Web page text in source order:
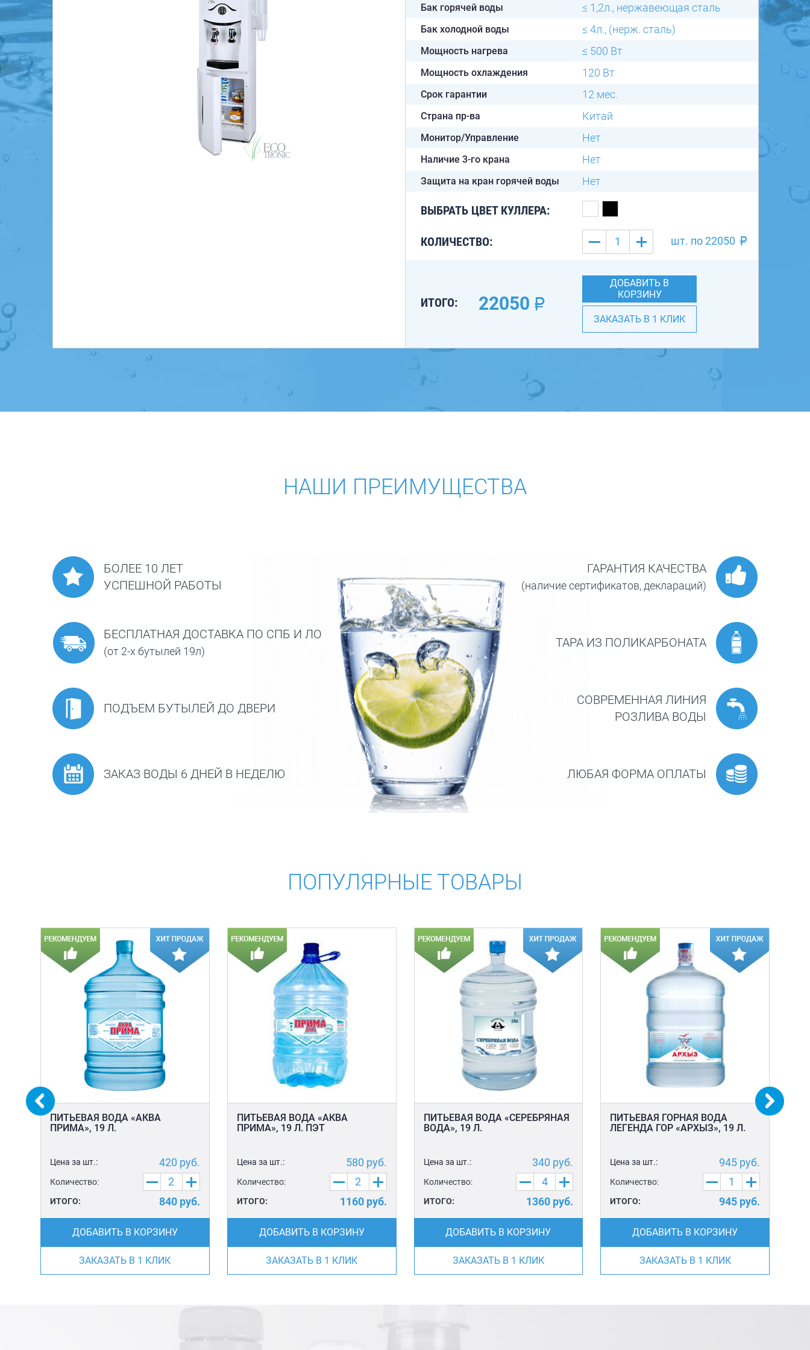
Бак горячей воды ≤ 1,2л., нержавеющая сталь
Бак холодной воды ≤ 4л., (нерж. сталь)
Мощность нагрева ≤ 500 Вт
Мощность охлаждения 120 Вт
Срок гарантии 12 мес.
Страна пр-ва Китай
Монитор/Управление Нет
Наличие 3-го крана Нет
Защита на кран горячей воды Нет
ВЫБРАТЬ ЦВЕТ КУЛЛЕРА:
КОЛИЧЕСТВО: шт. по22050
ИТОГО: 22050
ДОБАВИТЬ В
КОРЗИНУ
ЗАКАЗАТЬ В 1 КЛИК
НАШИ ПРЕИМУЩЕСТВА
БОЛЕЕ 10 ЛЕТ
УСПЕШНОЙ РАБОТЫ
БЕСПЛАТНАЯ ДОСТАВКА ПО СПБ И ЛО
(от 2-х бутылей 19л)
ПОДЪЕМ БУТЫЛЕЙ ДО ДВЕРИ
ЗАКАЗ ВОДЫ 6 ДНЕЙ В НЕДЕЛЮ
ГАРАНТИЯ КАЧЕСТВА
(наличие сертификатов, деклараций)
ТАРА ИЗ ПОЛИКАРБОНАТА
СОВРЕМЕННАЯ ЛИНИЯ
РОЗЛИВА ВОДЫ
ЛЮБАЯ ФОРМА ОПЛАТЫ
ПОПУЛЯРНЫЕ ТОВАРЫ
ПИТЬЕВАЯ ВОДА «АКВА
ПРИМА», 19 Л.
Цена за шт.: 420 руб.
Количество:
ИТОГО: 840руб.
ДОБАВИТЬ В КОРЗИНУ
ЗАКАЗАТЬ В 1 КЛИК
ПИТЬЕВАЯ ВОДА «АКВА
ПРИМА», 19 Л. ПЭТ
Цена за шт.: 580 руб.
Количество:
ИТОГО: 1160руб.
ДОБАВИТЬ В КОРЗИНУ
ЗАКАЗАТЬ В 1 КЛИК
ПИТЬЕВАЯ ВОДА «СЕРЕБРЯНАЯ
ВОДА», 19 Л.
Цена за шт.: 340 руб.
Количество:
ИТОГО: 1360 руб.
ДОБАВИТЬ В КОРЗИНУ
ЗАКАЗАТЬ В 1 КЛИК
ПИТЬЕВАЯ ГОРНАЯ ВОДА
ЛЕГЕНДА ГОР «АРХЫЗ», 19 Л.
Цена за шт.: 945 руб.
Количество:
ИТОГО: 945 руб.
ДОБАВИТЬ В КОРЗИНУ
ЗАКАЗАТЬ В 1 КЛИК